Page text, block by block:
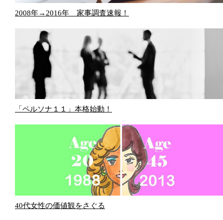
2008年→2016年 家事調査速報！
「ペルソナ１１」本格始動！
40代女性の価値観をさぐる